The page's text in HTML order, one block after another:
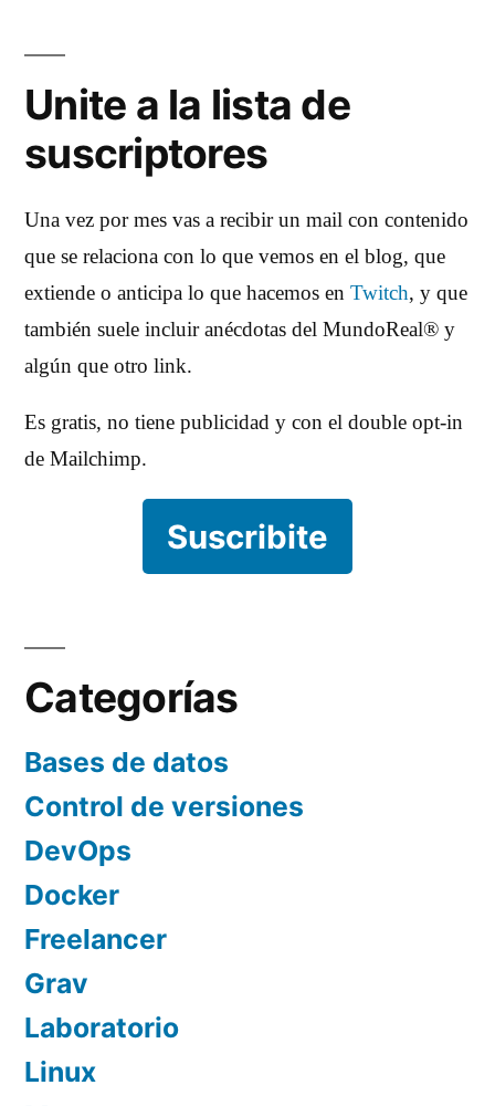
Unite a la lista de
suscriptores
Una vez por mes vas a recibir un mail con contenido
que se relaciona con lo que vemos en el blog, que
extiende o anticipa lo que hacemos en Twitch, y que
también suele incluir anécdotas del MundoReal® y
algún que otro link.
Es gratis, no tiene publicidad y con el double opt-in
de Mailchimp.
Suscribite
Categorías
Bases de datos
Control de versiones
DevOps
Docker
Freelancer
Grav
Laboratorio
Linux